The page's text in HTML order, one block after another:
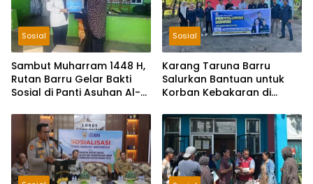
Sosial
Sambut Muharram 1448 H,
Rutan Barru Gelar Bakti
Sosial di Panti Asuhan Al-
Sosial
Karang Taruna Barru
Salurkan Bantuan untuk
Korban Kebakaran di
Rp2 Juta